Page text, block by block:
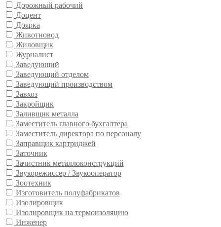
Дорожный рабочий
Доцент
Доярка
Животновод
Жиловщик
Журналист
Заведующий
Заведующий отделом
Заведующий производством
Завхоз
Закройщик
Заливщик металла
Заместитель главного бухгалтера
Заместитель директора по персоналу
Заправщик картриджей
Заточник
Зачистник металлоконструкций
Звукорежиссер / Звукооператор
Зоотехник
Изготовитель полуфабрикатов
Изолировщик
Изолировщик на термоизоляцию
Инженер